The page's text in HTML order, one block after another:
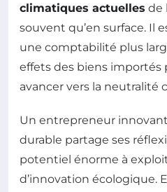
climatiques actuelles de
souvent qu’en surface. Il
une comptabilité plus
effets des biens
avancer vers la neutralité
Un entrepreneur
durable partage ses
potentiel énorme à
d’innovation écologique.